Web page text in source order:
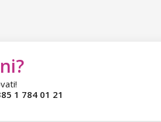
1 784 01 21